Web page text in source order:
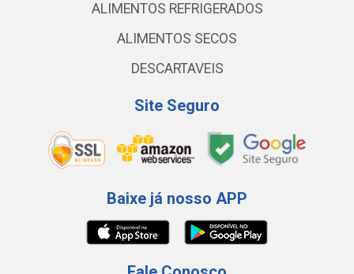
ALIMENTOS REFRIGERADOS
ALIMENTOS SECOS
DESCARTAVEIS
Site Seguro
Baixe já nosso APP